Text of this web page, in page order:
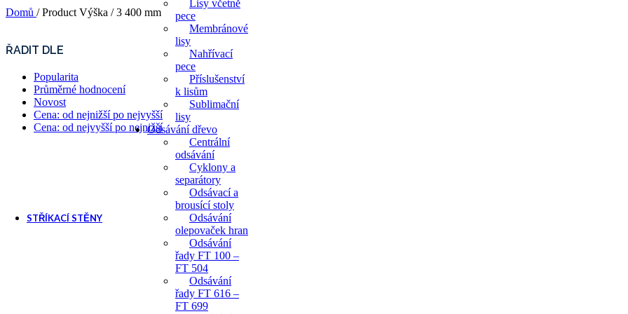
Lisy včetně
pece
Membránové
lisy
Nahřívací
pece
Příslušenství
k lisům
Sublimační
lisy
Odsávání dřevo
Centrální
odsávání
Cyklony a
separátory
Odsávací a
brousící stoly
Odsávání
olepovaček hran
Odsávání
řady FT 100 –
FT 504
Odsávání
řady FT 616 –
FT 699
STŘÍKACÍ STĚNY
Stříkací stěny
Příslušenství pro stříkací stěny
Ventilátory pro stříkací stěny
Domů / Product Výška / 3 400 mm
ŘADIT DLE
Popularita
Průměrné hodnocení
Novost
Cena: od nejnižší po nejvyšší
Cena: od nejvyšší po nejnižší